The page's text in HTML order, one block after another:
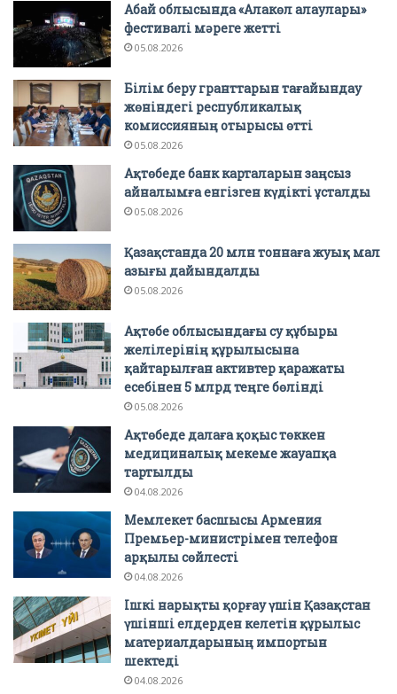
Абай облысында «Алакөл алаулары»
фестивалі мәреге жетті
05.08.2026
Білім беру гранттарын тағайындау
жөніндегі республикалық
комиссияның отырысы өтті
05.08.2026
Ақтөбеде банк карталарын заңсыз
айналымға енгізген күдікті ұсталды
05.08.2026
Қазақстанда 20 млн тоннаға жуық мал
азығы дайындалды
05.08.2026
Ақтөбе облысындағы су құбыры
желілерінің құрылысына
қайтарылған активтер қаражаты
есебінен 5 млрд теңге бөлінді
05.08.2026
Ақтөбеде далаға қоқыс төккен
медициналық мекеме жауапқа
тартылды
04.08.2026
Мемлекет басшысы Армения
Премьер-министрімен телефон
арқылы сөйлесті
04.08.2026
Ішкі нарықты қорғау үшін Қазақстан
үшінші елдерден келетін құрылыс
материалдарының импортын
шектеді
04.08.2026